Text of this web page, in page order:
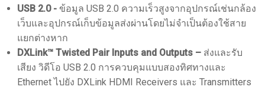
USB 2.0 - ข้อมูล USB 2.0 ความเร็วสูงจากอุปกรณ์เช่นกล้อง
เว็บและอุปกรณ์เก็บข้อมูลส่งผ่านโดยไม่จำเป็นต้องใช้สาย
แยกต่างหาก
DXLink™ Twisted Pair Inputs and Outputs – ส่งและรับ
เสียง วิดีโอ USB 2.0 การควบคุมแบบสองทิศทางและ
Ethernet ไปยัง DXLink HDMI Receivers และ Transmitters